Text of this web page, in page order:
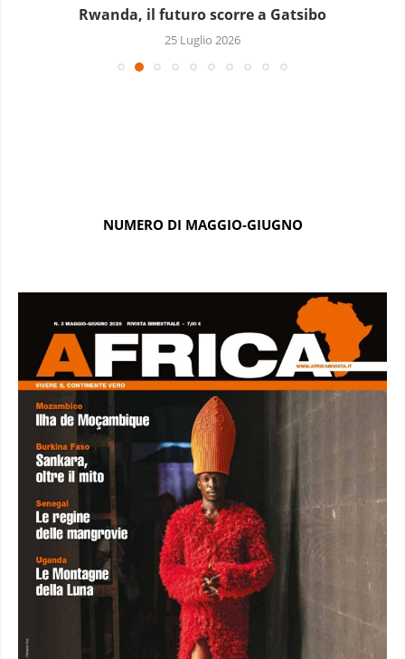
Rwanda, il futuro scorre a Gatsibo
25 Luglio 2026
NUMERO DI MAGGIO-GIUGNO